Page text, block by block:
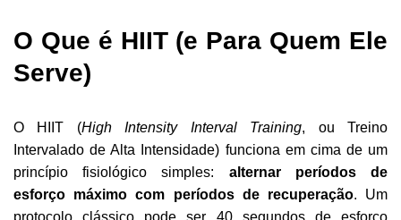
O Que é HIIT (e Para Quem Ele
Serve)
O HIIT (High Intensity Interval Training, ou Treino
Intervalado de Alta Intensidade) funciona em cima de um
princípio fisiológico simples: alternar períodos de
esforço máximo com períodos de recuperação. Um